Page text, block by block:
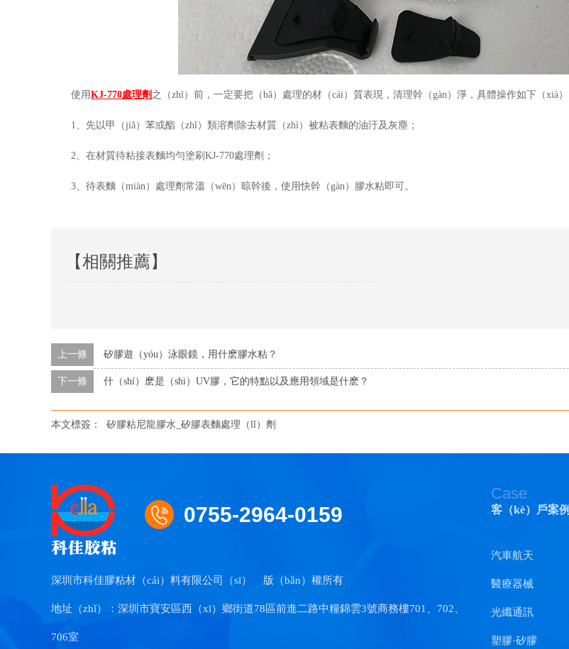
使用KJ-770處理劑 之（zhī）前，一定要把（bǎ）處理的材（cái）質表現，清理幹（gàn）淨，具體操作如下（xià）
1、先以甲（jiǎ）苯或酯（zhǐ）類溶劑除去材質（zhì）被粘表麵的油汙及灰塵；
2、在材質待粘接表麵均勻塗刷 KJ-770處理劑 ；
3、待表麵（miàn）處理劑常溫（wēn）晾幹後，使用快幹（gàn）膠水粘即可。
【相關推薦】
上一條 矽膠遊（yóu）泳眼鏡，用什麽膠水粘？
下一條 什（shí）麽是（shì）UV膠，它的特點以及應用領域是什麽？
本文標簽： 矽膠粘尼龍膠水_矽膠表麵處理（lǐ）劑
0755-2964-0159
深圳市科佳膠粘材（cái）料有限公司（sī） 版（bǎn）權所有
地址（zhǐ）：深圳市寶安區西（xī）鄉街道78區前進二路中糧錦雲3號商務樓701、702、
706室
Case
客（kè）戶案例
汽車航天
醫療器械
光纖通訊
塑膠·矽膠